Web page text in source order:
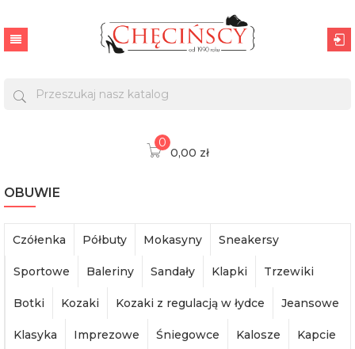
0
0,00 zł
OBUWIE
Czółenka Półbuty Mokasyny Sneakersy
Sportowe Baleriny Sandały Klapki Trzewiki
Botki Kozaki Kozaki z regulacją w łydce Jeansowe
Klasyka Imprezowe Śniegowce Kalosze Kapcie